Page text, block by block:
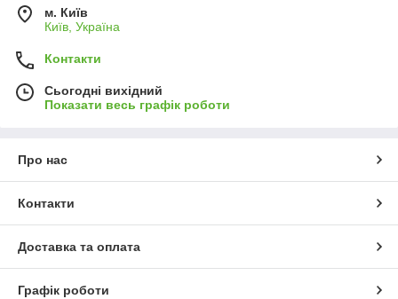
м. Київ
Київ, Україна
Контакти
Сьогодні вихідний
Показати весь графік роботи
Про нас
Контакти
Доставка та оплата
Графік роботи